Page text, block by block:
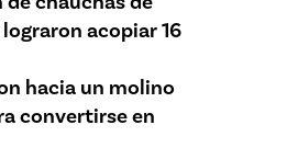
acopiar 16
hacia un molino
convertirse en